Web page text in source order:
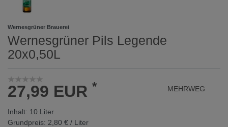
Wernesgrüner Brauerei
Wernesgrüner Pils Legende
20x0,50L
27,99 EUR *
Inhalt: 10 Liter
Grundpreis: 2,80 € / Liter
MEHRWEG